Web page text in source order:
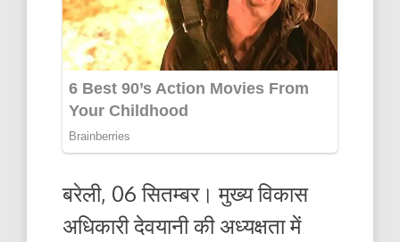
बरेली, 06 सितम्बर। मुख्य विकास
अधिकारी देवयानी की अध्यक्षता में